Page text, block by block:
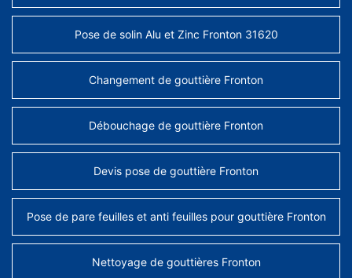
Pose de solin Alu et Zinc Fronton 31620
Changement de gouttière Fronton
Débouchage de gouttière Fronton
Devis pose de gouttière Fronton
Pose de pare feuilles et anti feuilles pour gouttière Fronton
Nettoyage de gouttières Fronton